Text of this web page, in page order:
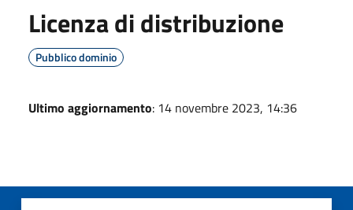
Licenza di distribuzione
Pubblico dominio
Ultimo aggiornamento: 14 novembre 2023, 14:36